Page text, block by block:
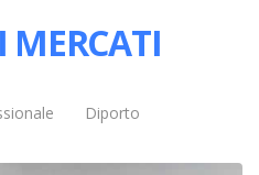
MERCATI
Diporto